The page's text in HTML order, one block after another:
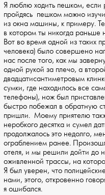
Я люблю ходить пешком, если
пройдясь пешком можно
из окна машины, к примеру.
в котором ты никогда раньше
Вот во время одной из таких
человека) было совершено
нас после того, как мы
одной рукой за плечо, а
двадцатисантиметровым
сумки, где находилось все
телефоны), нож был
быстро побежал в обратную
пришли. Моему приятелю
неробкого десятка и сумел
продолжалось это недолго,
ограблением ранее.
отеля, и мы решили дойти до
оживленной трассы, на
Я был уверен, что
нами, этого, откровенно
я ошибался.